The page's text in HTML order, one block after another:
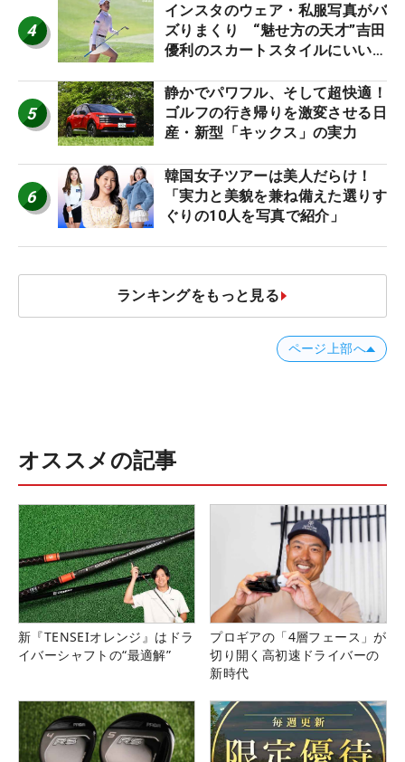
4
インスタのウェア・私服写真がバ
ズりまくり “魅せ方の天才”吉田
優利のスカートスタイルにいい
5
静かでパワフル、そして超快適！
ゴルフの行き帰りを激変させる日
産・新型「キックス」の実力
6
韓国女子ツアーは美人だらけ！
「実力と美貌を兼ね備えた選りす
ぐりの10人を写真で紹介」
ランキングをもっと見る
ページ上部へ
オススメの記事
新『TENSEIオレンジ』はドラ
イバーシャフトの“最適解”
プロギアの「4層フェース」が
切り開く高初速ドライバーの
新時代